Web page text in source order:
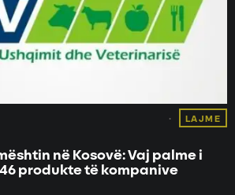
LAJME
në Kosovë: Vaj palme i
produkte të kompanive